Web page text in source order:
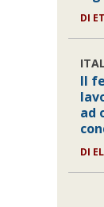
DI
Il
ad
DI